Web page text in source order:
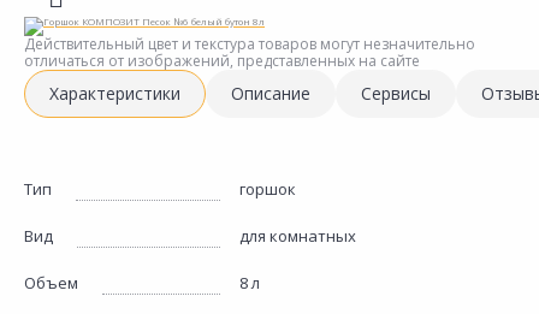
Недавно просмотренные
товары
Действительный цвет и текстура товаров могут незначительно
отличаться от изображений, представленных на сайте
Характеристики Описание Сервисы
Тип горшок
Вид для комнатных
Объем 8 л